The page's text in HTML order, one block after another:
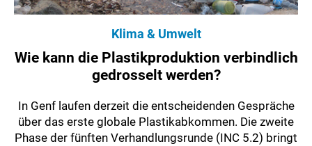
Klima & Umwelt
Wie kann die Plastikproduktion verbindlich
gedrosselt werden?
In Genf laufen derzeit die entscheidenden Gespräche
über das erste globale Plastikabkommen. Die zweite
Phase der fünften Verhandlungsrunde (INC 5.2) bringt